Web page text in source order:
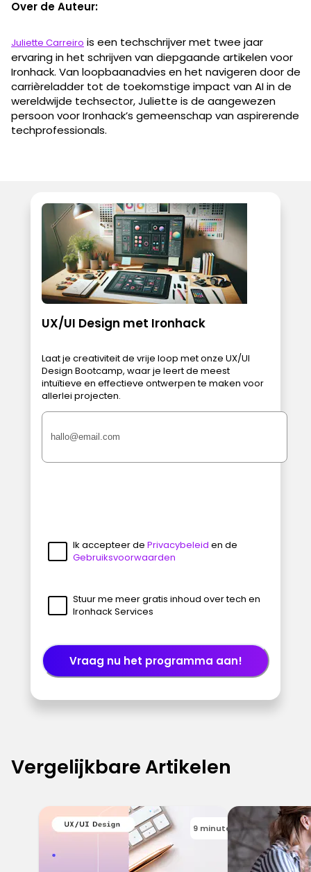
Over de Auteur:
Juliette Carreiro is een techschrijver met twee jaar
ervaring in het schrijven van diepgaande artikelen voor
Ironhack. Van loopbaanadvies en het navigeren door de
carrièreladder tot de toekomstige impact van AI in de
wereldwijde techsector, Juliette is de aangewezen
persoon voor Ironhack’s gemeenschap van aspirerende
techprofessionals.
UX/UI Design met Ironhack
Laat je creativiteit de vrije loop met onze UX/UI
Design Bootcamp, waar je leert de meest
intuïtieve en effectieve ontwerpen te maken voor
allerlei projecten.
Ik accepteer de Privacybeleid en de
Gebruiksvoorwaarden
Stuur me meer gratis inhoud over tech en
Ironhack Services
Vraag nu het programma aan!
Vergelijkbare Artikelen
9 minutes